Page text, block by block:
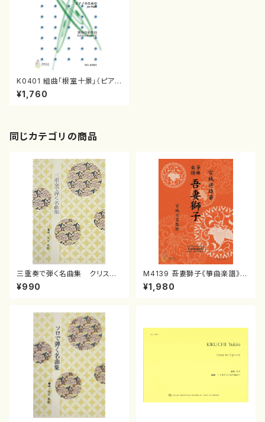
K0401 組曲「根室十景」（ピアノ
ソロ/熊谷佳和/楽譜）
¥1,760
同じカテゴリの商品
三重奏で弾く名曲集 クリスマ
スメドレー( 箏2/大平光美 編
曲/楽譜）
¥990
M4139 吾妻獅子《箏曲楽譜》
（箏/宮城道雄著・宮城宗家監修/
箏曲古典楽譜）
¥1,980